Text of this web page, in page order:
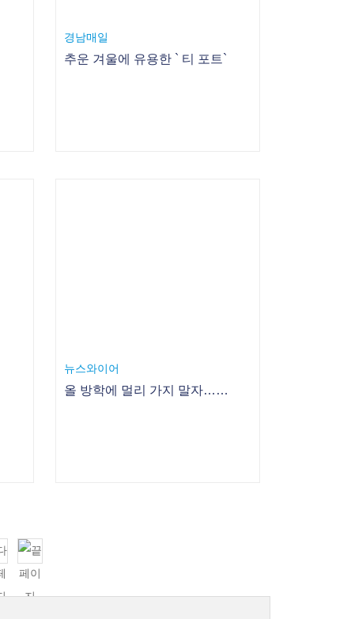
경남매일
추운 겨울에 유용한 ` 티 포트`
뉴스와이어
올 방학에 멀리 가지 말자…엄마·아빠·아이가 함께 즐기며 배우는 영어 뮤지컬 1월 5일 첫 선